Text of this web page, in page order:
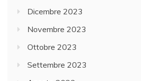
Dicembre 2023
Novembre 2023
Ottobre 2023
Settembre 2023